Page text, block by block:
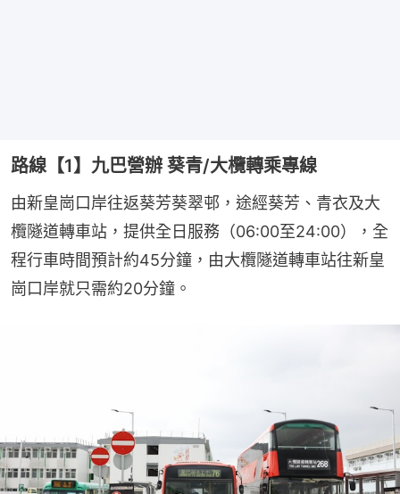
路線【1】九巴營辦 葵青/大欖轉乘專線
由新皇崗口岸往返葵芳葵翠邨，途經葵芳、青衣及大
欖隧道轉車站，提供全日服務（06:00至24:00），全
程行車時間預計約45分鐘，由大欖隧道轉車站往新皇
崗口岸就只需約20分鐘。